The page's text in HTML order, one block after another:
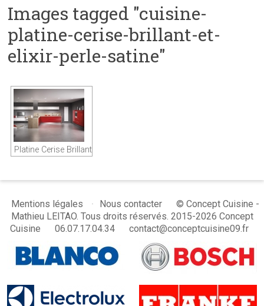
Images tagged "cuisine-
platine-cerise-brillant-et-
elixir-perle-satine"
Platine Cerise Brillant
Mentions légales Nous contacter
© Concept Cuisine -
Mathieu LEITAO. Tous droits réservés. 2015-2026 Concept
Cuisine
06.07.17.04.34 contact@conceptcuisine09.fr